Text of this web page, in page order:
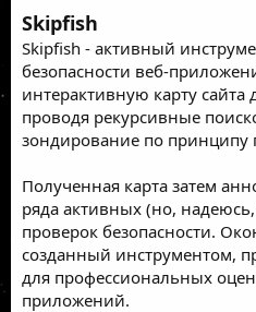
Skipfish
Skipfish - активный
безопасности веб-
интерактивную карту сайта
проводя рекурсивные
зондирование по принципу
Полученная карта затем
ряда активных (но,
проверок безопасности.
созданный инструментом,
для профессиональных
приложений.